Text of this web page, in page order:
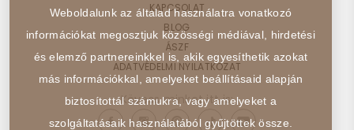
KAPCSOLAT
BLOG
ÁSZF
ADATVÉDELMI NYILATKOZAT
Kövess minket itt is:
Weboldalunk az általad használatra vonatkozó
információkat megosztjuk közösségi médiával, hirdetési
és elemző partnereinkkel is, akik egyesíthetik azokat
más információkkal, amelyeket beállításaid alapján
biztosítottál számukra, vagy amelyeket a
szolgáltatásaik használatából gyűjtöttek össze.